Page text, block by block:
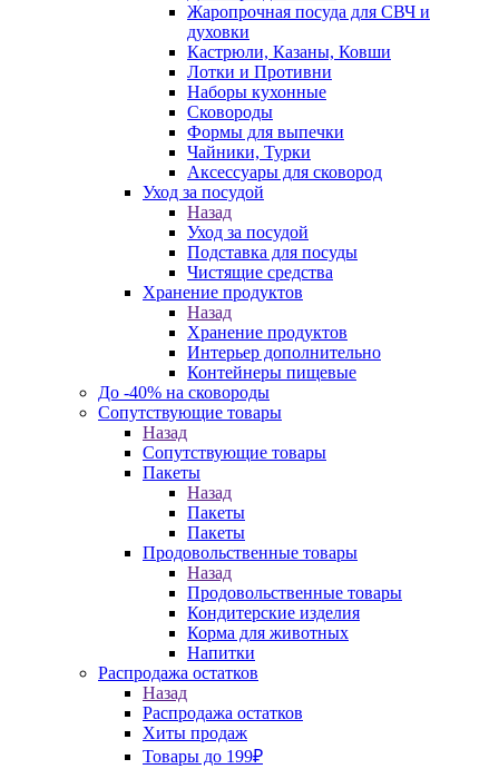
Жаропрочная посуда для СВЧ и
духовки
Кастрюли, Казаны, Ковши
Лотки и Противни
Наборы кухонные
Сковороды
Формы для выпечки
Чайники, Турки
Аксессуары для сковород
Уход за посудой
Назад
Уход за посудой
Подставка для посуды
Чистящие средства
Хранение продуктов
Назад
Хранение продуктов
Интерьер дополнительно
Контейнеры пищевые
До -40% на сковороды
Сопутствующие товары
Назад
Сопутствующие товары
Пакеты
Назад
Пакеты
Пакеты
Продовольственные товары
Назад
Продовольственные товары
Кондитерские изделия
Корма для животных
Напитки
Распродажа остатков
Назад
Распродажа остатков
Хиты продаж
Товары до 199₽